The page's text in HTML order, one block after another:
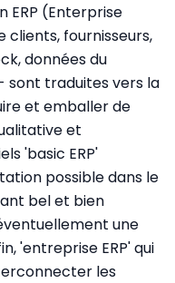
ERP (Enterprise
clients, fournisseurs,
données du
sont traduites vers la
et emballer de
et
'basic ERP'
possible dans le
bel et bien
une
'entreprise ERP' qui
les